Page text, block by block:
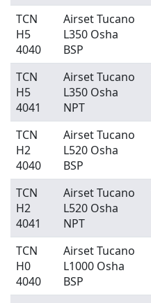
TCN
H5
4040
Airset Tucano
L350 Osha
BSP
TCN
H5
4041
Airset Tucano
L350 Osha
NPT
TCN
H2
4040
Airset Tucano
L520 Osha
BSP
TCN
H2
4041
Airset Tucano
L520 Osha
NPT
TCN
H0
4040
Airset Tucano
L1000 Osha
BSP